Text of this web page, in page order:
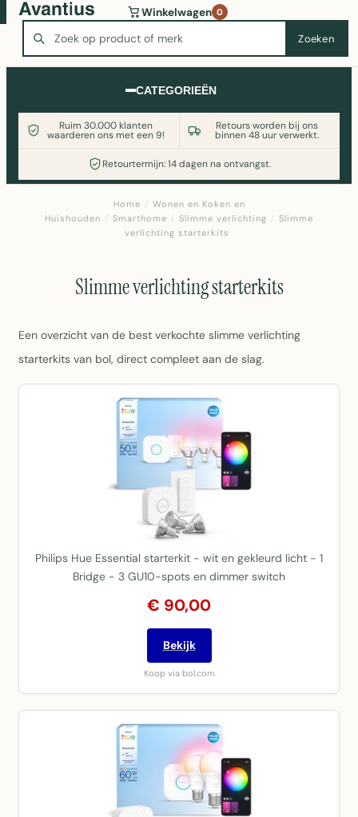
Zoeken
Winkelwagen 0
CATEGORIEËN
Ruim 30.000 klanten
waarderen ons met een 9!
Retours worden bij ons
binnen 48 uur verwerkt.
Retourtermijn: 14 dagen na ontvangst.
Wasmachine of koelkast nodig? Vergelijk alle prijzen op
Witgoedaanbod.nl
Home / Wonen en Koken en
Huishouden / Smarthome / Slimme verlichting / Slimme
verlichting starterkits
Slimme verlichting starterkits
Een overzicht van de best verkochte slimme verlichting
starterkits van bol, direct compleet aan de slag.
Philips Hue Essential starterkit - wit en gekleurd licht - 1
Bridge - 3 GU10-spots en dimmer switch
€ 90,00
Bekijk
Koop via bol.com